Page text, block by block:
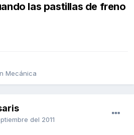
las pastillas de freno
Mecánica
del 2011